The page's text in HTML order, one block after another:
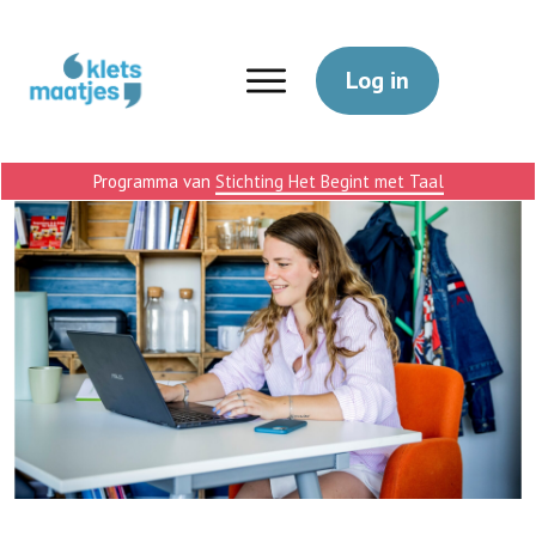
Log in
Programma van Stichting Het Begint met Taal